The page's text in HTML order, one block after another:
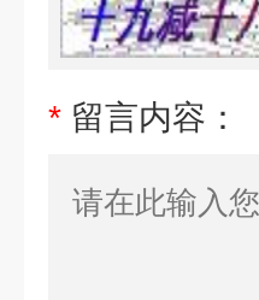
* 留言内容：